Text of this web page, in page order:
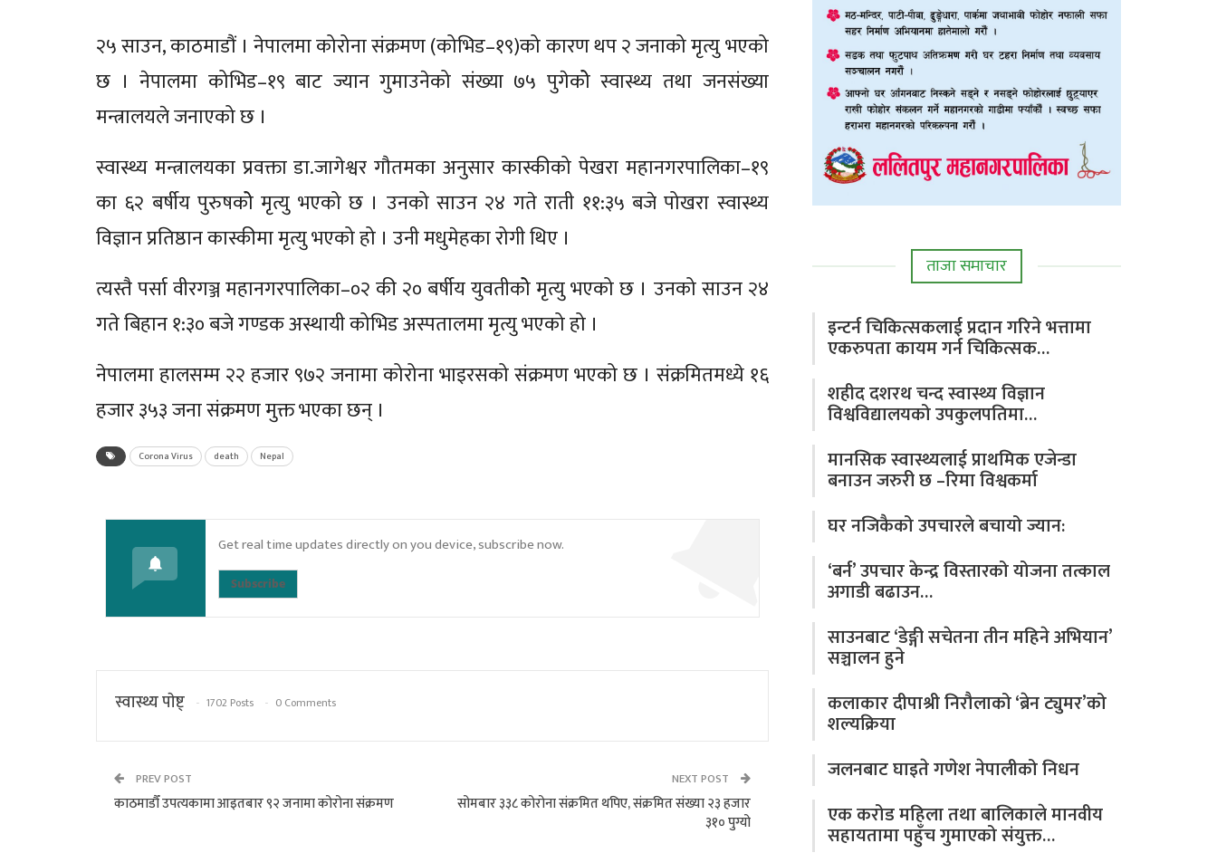
२५ साउन, काठमाडौं । नेपालमा कोरोना संक्रमण (कोभिड–१९)को कारण थप २ जनाको मृत्यु भएको
छ । नेपालमा कोभिड–१९ बाट ज्यान गुमाउनेको संख्या ७५ पुगेकोे स्वास्थ्य तथा जनसंख्या
मन्त्रालयले जनाएको छ ।
स्वास्थ्य मन्त्रालयका प्रवक्ता डा.जागेश्वर गौतमका अनुसार कास्कीको पेखरा महानगरपालिका–१९
का ६२ बर्षीय पुरुषकोे मृत्यु भएको छ । उनको साउन २४ गते राती ११:३५ बजे पोखरा स्वास्थ्य
विज्ञान प्रतिष्ठान कास्कीमा मृत्यु भएको हो । उनी मधुमेहका रोगी थिए ।
त्यस्तै पर्सा वीरगञ्ज महानगरपालिका–०२ की २० बर्षीय युवतीकोे मृत्यु भएको छ । उनको साउन २४
गते बिहान १:३० बजे गण्डक अस्थायी कोभिड अस्पतालमा मृत्यु भएको हो ।
नेपालमा हालसम्म २२ हजार ९७२ जनामा कोरोना भाइरसको संक्रमण भएको छ । संक्रमितमध्ये १६
हजार ३५३ जना संक्रमण मुक्त भएका छन् ।
Corona Virus death Nepal
Get real time updates directly on you device, subscribe now.
Subscribe
स्वास्थ्य पाेष्ट् 1702 Posts 0 Comments
PREV POST
काठमाडौँ उपत्यकामा आइतबार ९२ जनामा कोरोना संक्रमण
NEXT POST
सोमबार ३३८ कोरोना संक्रमित थपिए, संक्रमित संख्या २३ हजार
३१० पुग्यो
ताजा समाचार
इन्टर्न चिकित्सकलाई प्रदान गरिने भत्तामा
एकरुपता कायम गर्न चिकित्सक…
शहीद दशरथ चन्द स्वास्थ्य विज्ञान
विश्वविद्यालयको उपकुलपतिमा…
मानसिक स्वास्थ्यलाई प्राथमिक एजेन्डा
बनाउन जरुरी छ –रिमा विश्वकर्मा
घर नजिकैको उपचारले बचायो ज्यान:
‘बर्न’ उपचार केन्द्र विस्तारको योजना तत्काल
अगाडी बढाउन…
साउनबाट ‘डेङ्गी सचेतना तीन महिने अभियान’
सञ्चालन हुने
कलाकार दीपाश्री निरौलाको ‘ब्रेन ट्युमर’को
शल्यक्रिया
जलनबाट घाइते गणेश नेपालीको निधन
एक करोड महिला तथा बालिकाले मानवीय
सहायतामा पहुँच गुमाएको संयुक्त…